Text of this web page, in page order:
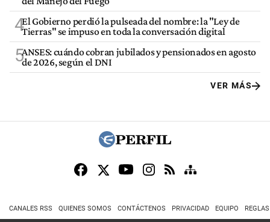
4El Gobierno perdió la pulseada del nombre: la "Ley de
Tierras" se impuso en toda la conversación digital
5ANSES: cuándo cobran jubilados y pensionados en agosto
de 2026, según el DNI
VER MÁS
CANALES RSS QUIENES SOMOS CONTÁCTENOS PRIVACIDAD EQUIPO